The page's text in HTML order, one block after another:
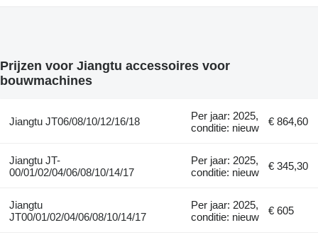
Prijzen voor Jiangtu accessoires voor
bouwmachines
Jiangtu JT06/08/10/12/16/18
Per jaar: 2025,
conditie: nieuw
€ 864,60
Jiangtu JT-
00/01/02/04/06/08/10/14/17
Per jaar: 2025,
conditie: nieuw
€ 345,30
Jiangtu
JT00/01/02/04/06/08/10/14/17
Per jaar: 2025,
conditie: nieuw
€ 605